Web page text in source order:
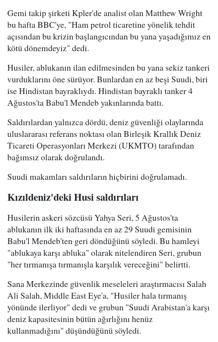
Gemi takip şirketi Kpler'de analist olan Matthew Wright
bu hafta BBC'ye, "Ham petrol ticaretine yönelik tehdit
açısından bu krizin başlangıcından bu yana yaşadığımız en
kötü dönemdeyiz" dedi.
Husiler, ablukanın ilan edilmesinden bu yana sekiz tankeri
vurduklarını öne sürüyor. Bunlardan en az beşi Suudi, biri
ise Hindistan bayraklıydı. Hindistan bayraklı tanker 4
Ağustos'ta Babu'l Mendeb yakınlarında battı.
Saldırılardan yalnızca dördü, deniz güvenliği olaylarında
uluslararası referans noktası olan Birleşik Krallık Deniz
Ticareti Operasyonları Merkezi (UKMTO) tarafından
bağımsız olarak doğrulandı.
Suudi makamları saldırıların hiçbirini doğrulamadı.
Kızıldeniz'deki Husi saldırıları
Husilerin askeri sözcüsü Yahya Seri, 5 Ağustos'ta
ablukanın ilk iki haftasında en az 29 Suudi gemisinin
Babu'l Mendeb'ten geri döndüğünü söyledi. Bu hamleyi
"ablukaya karşı abluka" olarak nitelendiren Seri, grubun
"her tırmanışa tırmanışla karşılık vereceğini" belirtti.
Sana Merkezinde güvenlik meseleleri araştırmacısı Salah
Ali Salah, Middle East Eye'a, "Husiler hala tırmanış
yönünde ilerliyor" dedi ve grubun "Suudi Arabistan'a karşı
deniz kapasitesinin bütün ağırlığını henüz
kullanmadığını" düşündüğünü söyledi.